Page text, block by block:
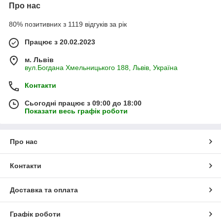
Про нас
80% позитивних з 1119 відгуків за рік
Працює з 20.02.2023
м. Львів
вул.Богдана Хмельницького 188, Львів, Україна
Контакти
Сьогодні працює з 09:00 до 18:00
Показати весь графік роботи
Про нас
Контакти
Доставка та оплата
Графік роботи